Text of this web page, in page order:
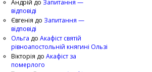
Андрій до Запитання —
відповіді
Євгенія до Запитання —
відповіді
Ольга до Акафіст святій
рівноапостольній княгині Ользі
Вікторія до Акафіст за
померлого